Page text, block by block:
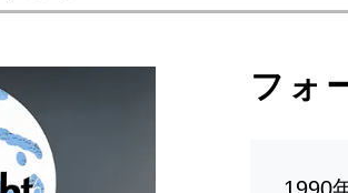
フォ